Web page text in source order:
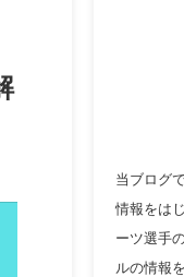
当ブログ
情報をは
ーツ選手
ルの情報